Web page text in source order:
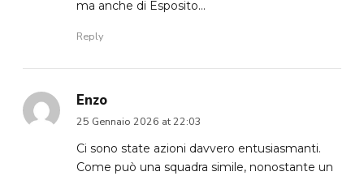
ma anche di Esposito…
Reply
Enzo
25 Gennaio 2026 at 22:03
Ci sono state azioni davvero entusiasmanti.
Come può una squadra simile, nonostante un